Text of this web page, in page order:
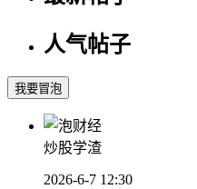
人气帖子
我要冒泡
炒股学渣
2026-6-7 12:30